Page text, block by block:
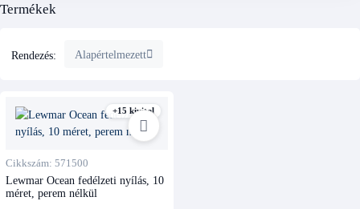
Termékek
Rendezés: Alapértelmezett
+15 kivitel
Cikkszám: 571500
Lewmar Ocean fedélzeti nyílás, 10
méret, perem nélkül